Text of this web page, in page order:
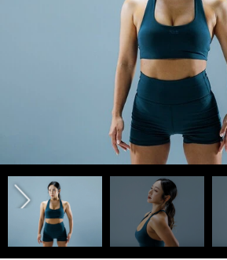
photo by Koreeda Ukyo
前編「愛川ゆず季の「美ボディ」はどのように
は終わったな…」からフィットネス大会で優勝す
後編「愛川ゆず季は「グラビア時代に売りだっ
ため「女性らしく筋肉をつけていく」トレーニ